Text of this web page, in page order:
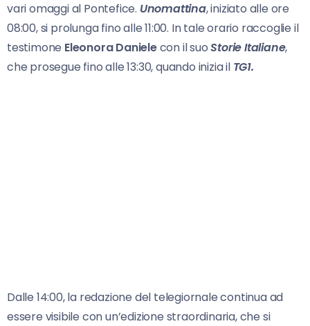
vari omaggi al Pontefice. Unomattina, iniziato alle ore
08:00, si prolunga fino alle 11:00. In tale orario raccoglie il
testimone Eleonora Danielecon il suoStorie Italiane,
che prosegue fino alle 13:30, quando inizia il TG1.
Dalle 14:00, la redazione del telegiornale continua ad
essere visibile con un’edizione straordinaria, che si